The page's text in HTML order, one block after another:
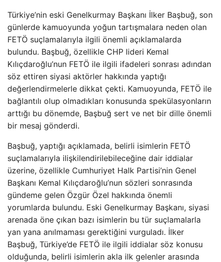
Türkiye’nin eski Genelkurmay Başkanı İlker Başbuğ, son
günlerde kamuoyunda yoğun tartışmalara neden olan
FETÖ suçlamalarıyla ilgili önemli açıklamalarda
bulundu. Başbuğ, özellikle CHP lideri Kemal
Kılıçdaroğlu’nun FETÖ ile ilgili ifadeleri sonrası adından
söz ettiren siyasi aktörler hakkında yaptığı
değerlendirmelerle dikkat çekti. Kamuoyunda, FETÖ ile
bağlantılı olup olmadıkları konusunda spekülasyonların
arttığı bu dönemde, Başbuğ sert ve net bir dille önemli
bir mesaj gönderdi.
Başbuğ, yaptığı açıklamada, belirli isimlerin FETÖ
suçlamalarıyla ilişkilendirilebileceğine dair iddialar
üzerine, özellikle Cumhuriyet Halk Partisi’nin Genel
Başkanı Kemal Kılıçdaroğlu’nun sözleri sonrasında
gündeme gelen Özgür Özel hakkında önemli
yorumlarda bulundu. Eski Genelkurmay Başkanı, siyasi
arenada öne çıkan bazı isimlerin bu tür suçlamalarla
yan yana anılmaması gerektiğini vurguladı. İlker
Başbuğ, Türkiye’de FETÖ ile ilgili iddialar söz konusu
olduğunda, belirli isimlerin akla ilk gelenler arasında